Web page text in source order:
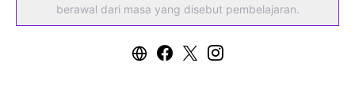
berawal dari masa yang disebut pembelajaran.